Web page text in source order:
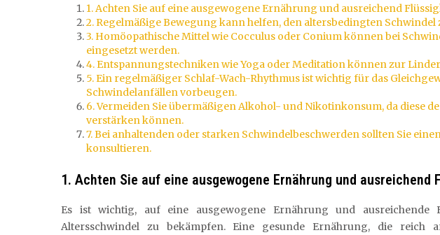
1. Achten Sie auf eine ausgewogene Ernährung und ausreichend
2. Regelmäßige Bewegung kann helfen, den altersbedingten Schwindel
3. Homöopathische Mittel wie Cocculus oder Conium können bei
eingesetzt werden.
4. Entspannungstechniken wie Yoga oder Meditation können zur
5. Ein regelmäßiger Schlaf-Wach-Rhythmus ist wichtig für das
Schwindelanfällen vorbeugen.
6. Vermeiden Sie übermäßigen Alkohol- und Nikotinkonsum, da diese
verstärken können.
7. Bei anhaltenden oder starken Schwindelbeschwerden sollten Sie
konsultieren.
1. Achten Sie auf eine ausgewogene Ernährung und ausreichend
Es ist wichtig, auf eine ausgewogene Ernährung und ausreichende
Altersschwindel zu bekämpfen. Eine gesunde Ernährung, die reich